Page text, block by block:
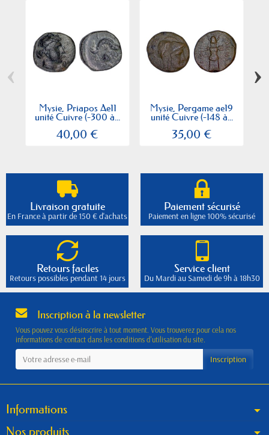
Mysie, Priapos Ae11
unité Cuivre (-300 à...
40,00 €
Mysie, Pergame ae19
unité Cuivre (-148 à...
35,00 €
‹ ›
Livraison gratuite
En France à partir de 150 € d'achats
Paiement sécurisé
Paiement en ligne 100% sécurisé
Retours faciles
Retours possibles pendant 14 jours
Service client
Du Mardi au Samedi de 9h à 18h30
Inscription à la newsletter
Vous pouvez vous désinscrire à tout moment. Vous trouverez pour cela nos
informations de contact dans les conditions d'utilisation du site.
Informations
Nos produits